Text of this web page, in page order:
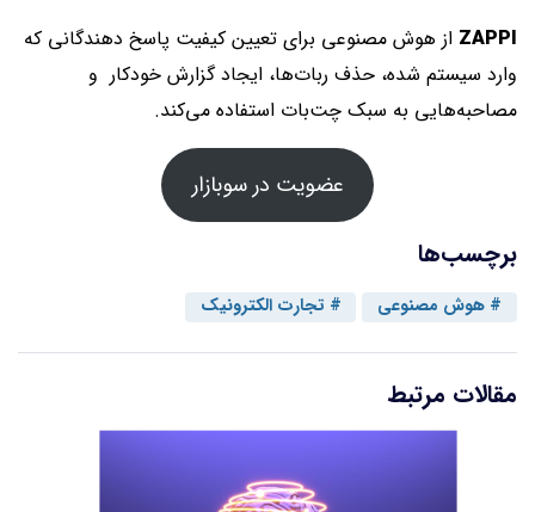
ZAPPI از هوش مصنوعی برای تعیین کیفیت پاسخ دهندگانی که
وارد سیستم شده، حذف ربات‌ها، ایجاد گزارش خودکار و
مصاحبه‌هایی به سبک چت‌بات استفاده می‌کند.
عضویت در سوبازار
برچسب‌ها
هوش مصنوعی تجارت الکترونیک
مقالات مرتبط